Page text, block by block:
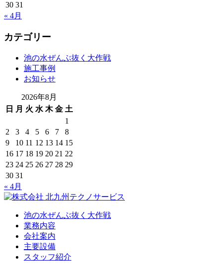
30 31
« 4月
カテゴリー
池の水ぜんぶ抜く大作戦
施工事例
お知らせ
2026年8月
日
月 火 水 木 金 土
1
2
3 4 5 6 7
8
9
10 11 12 13 14 15
16 17 18 19 20 21 22
23 24 25 26 27 28 29
30 31
« 4月
池の水ぜんぶ抜く大作戦
業務内容
会社案内
主要設備
スタッフ紹介